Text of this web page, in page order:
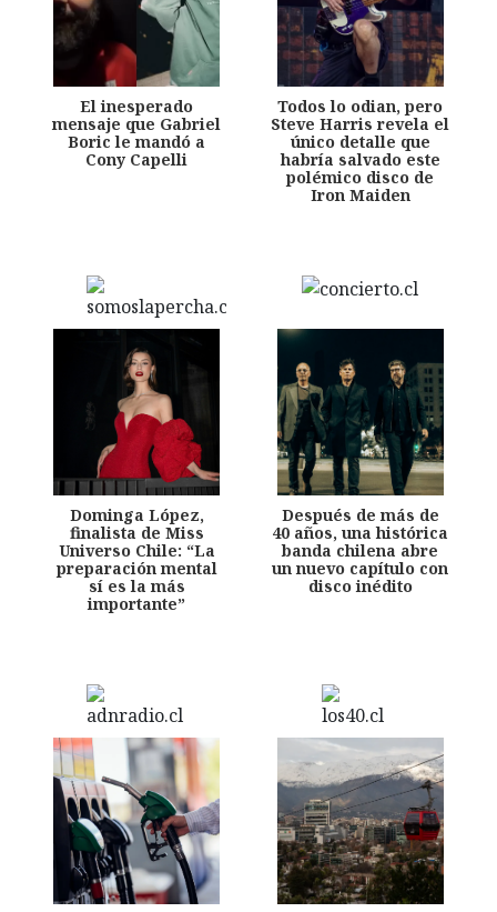
El inesperado
mensaje que Gabriel
Boric le mandó a
Cony Capelli
Todos lo odian, pero
Steve Harris revela el
único detalle que
habría salvado este
polémico disco de
Iron Maiden
Dominga López,
finalista de Miss
Universo Chile: “La
preparación mental
sí es la más
importante”
Después de más de
40 años, una histórica
banda chilena abre
un nuevo capítulo con
disco inédito